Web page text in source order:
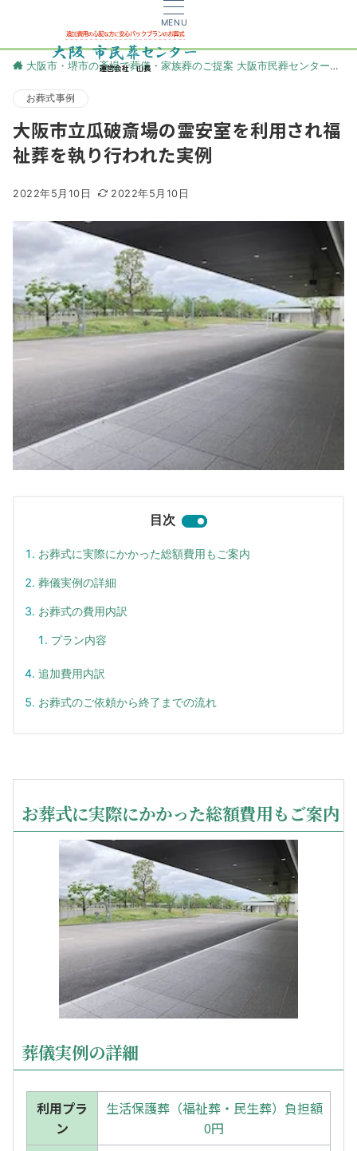
MENU
大阪市・堺市の斎場で葬儀・家族葬のご提案 大阪市民葬センター
お葬式事例
大阪市立瓜破斎場の霊安室を利用され福
祉葬を執り行われた実例
2022年5月10日 2022年5月10日
目次
お葬式に実際にかかった総額費用もご案内
葬儀実例の詳細
お葬式の費用内訳
プラン内容
追加費用内訳
お葬式のご依頼から終了までの流れ
お葬式に実際にかかった総額費用もご案内
葬儀実例の詳細
利用プラ
ン
生活保護葬（福祉葬・民生葬）負担額
0円